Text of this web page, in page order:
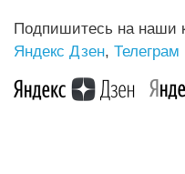
Подпишитесь на наши
Яндекс Дзен, Телеграм